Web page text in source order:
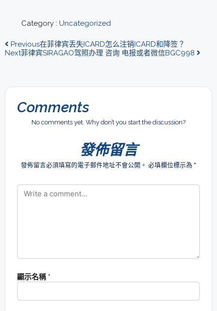
Category : Uncategorized
Previous在菲律宾丢失ICARD怎么注销ICARD和降签？
Next菲律宾SIRAGAO驾照办理 咨询 电报或者微信BGC998
Comments
No comments yet. Why don’t you start the discussion?
發佈留言
發佈留言必須填寫的電子郵件地址不會公開。 必填欄位標示為 *
顯示名稱 *